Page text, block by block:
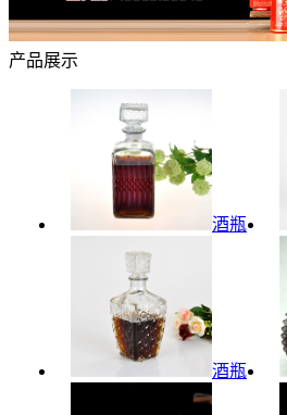
产品展示
酒瓶
酒瓶